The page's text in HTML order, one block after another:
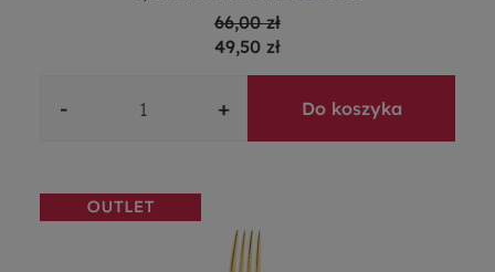
66,00 zł
49,50 zł
- + Do koszyka